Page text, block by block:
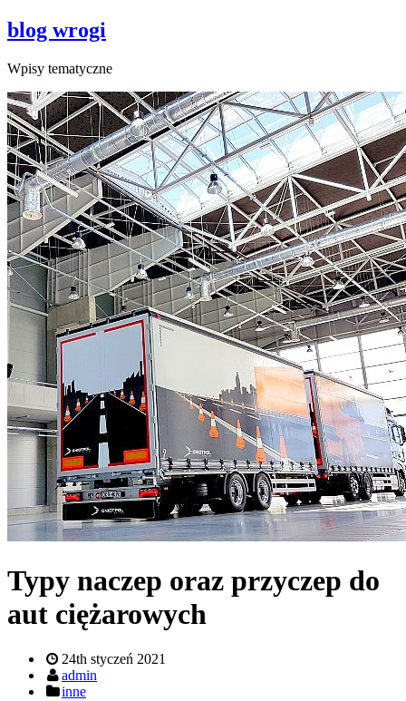
blog wrogi
Wpisy tematyczne
Typy naczep oraz przyczep do
aut ciężarowych
24th styczeń 2021
admin
inne